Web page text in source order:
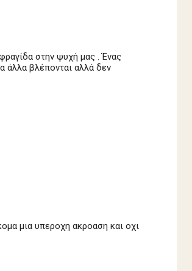
στην ψυχή μας . Ένας
άλλα βλέπονται αλλά δεν
μια υπεροχη ακροαση και οχι